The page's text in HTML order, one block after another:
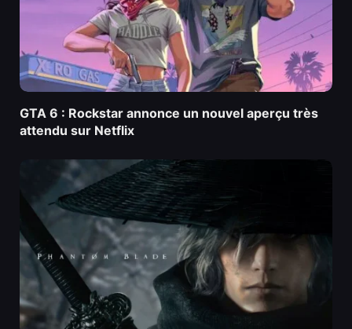
GTA 6 : Rockstar annonce un nouvel aperçu très
attendu sur Netflix